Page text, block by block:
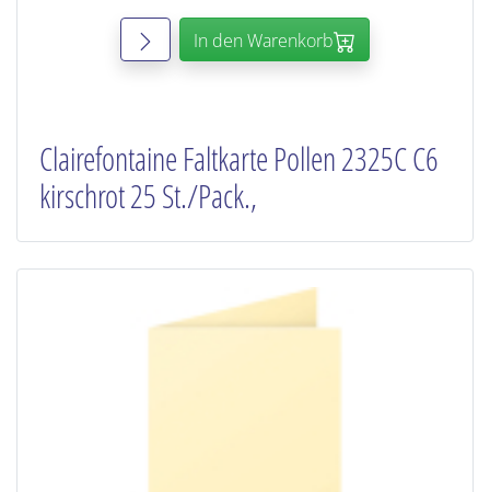
In den Warenkorb
Clairefontaine Faltkarte Pollen 2325C C6
kirschrot 25 St./Pack.,